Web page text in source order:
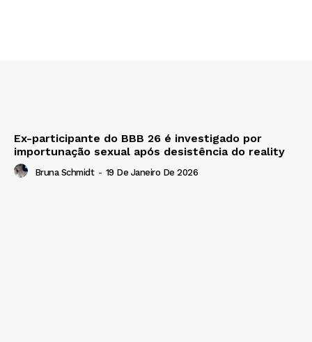
Ex-participante do BBB 26 é investigado por
importunação sexual após desistência do reality
Bruna Schmidt - 19 De Janeiro De 2026